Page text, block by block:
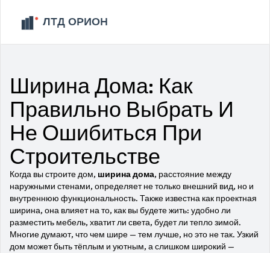
Ширина Дома: Как
Правильно Выбрать И
Не Ошибиться При
Строительстве
Когда вы строите дом, ширина дома, расстояние между
наружными стенами, определяет не только внешний вид, но и
внутреннюю функциональность. Также известна как проектная
ширина, она влияет на то, как вы будете жить: удобно ли
разместить мебель, хватит ли света, будет ли тепло зимой.
Многие думают, что чем шире — тем лучше, но это не так. Узкий
дом может быть тёплым и уютным, а слишком широкий —